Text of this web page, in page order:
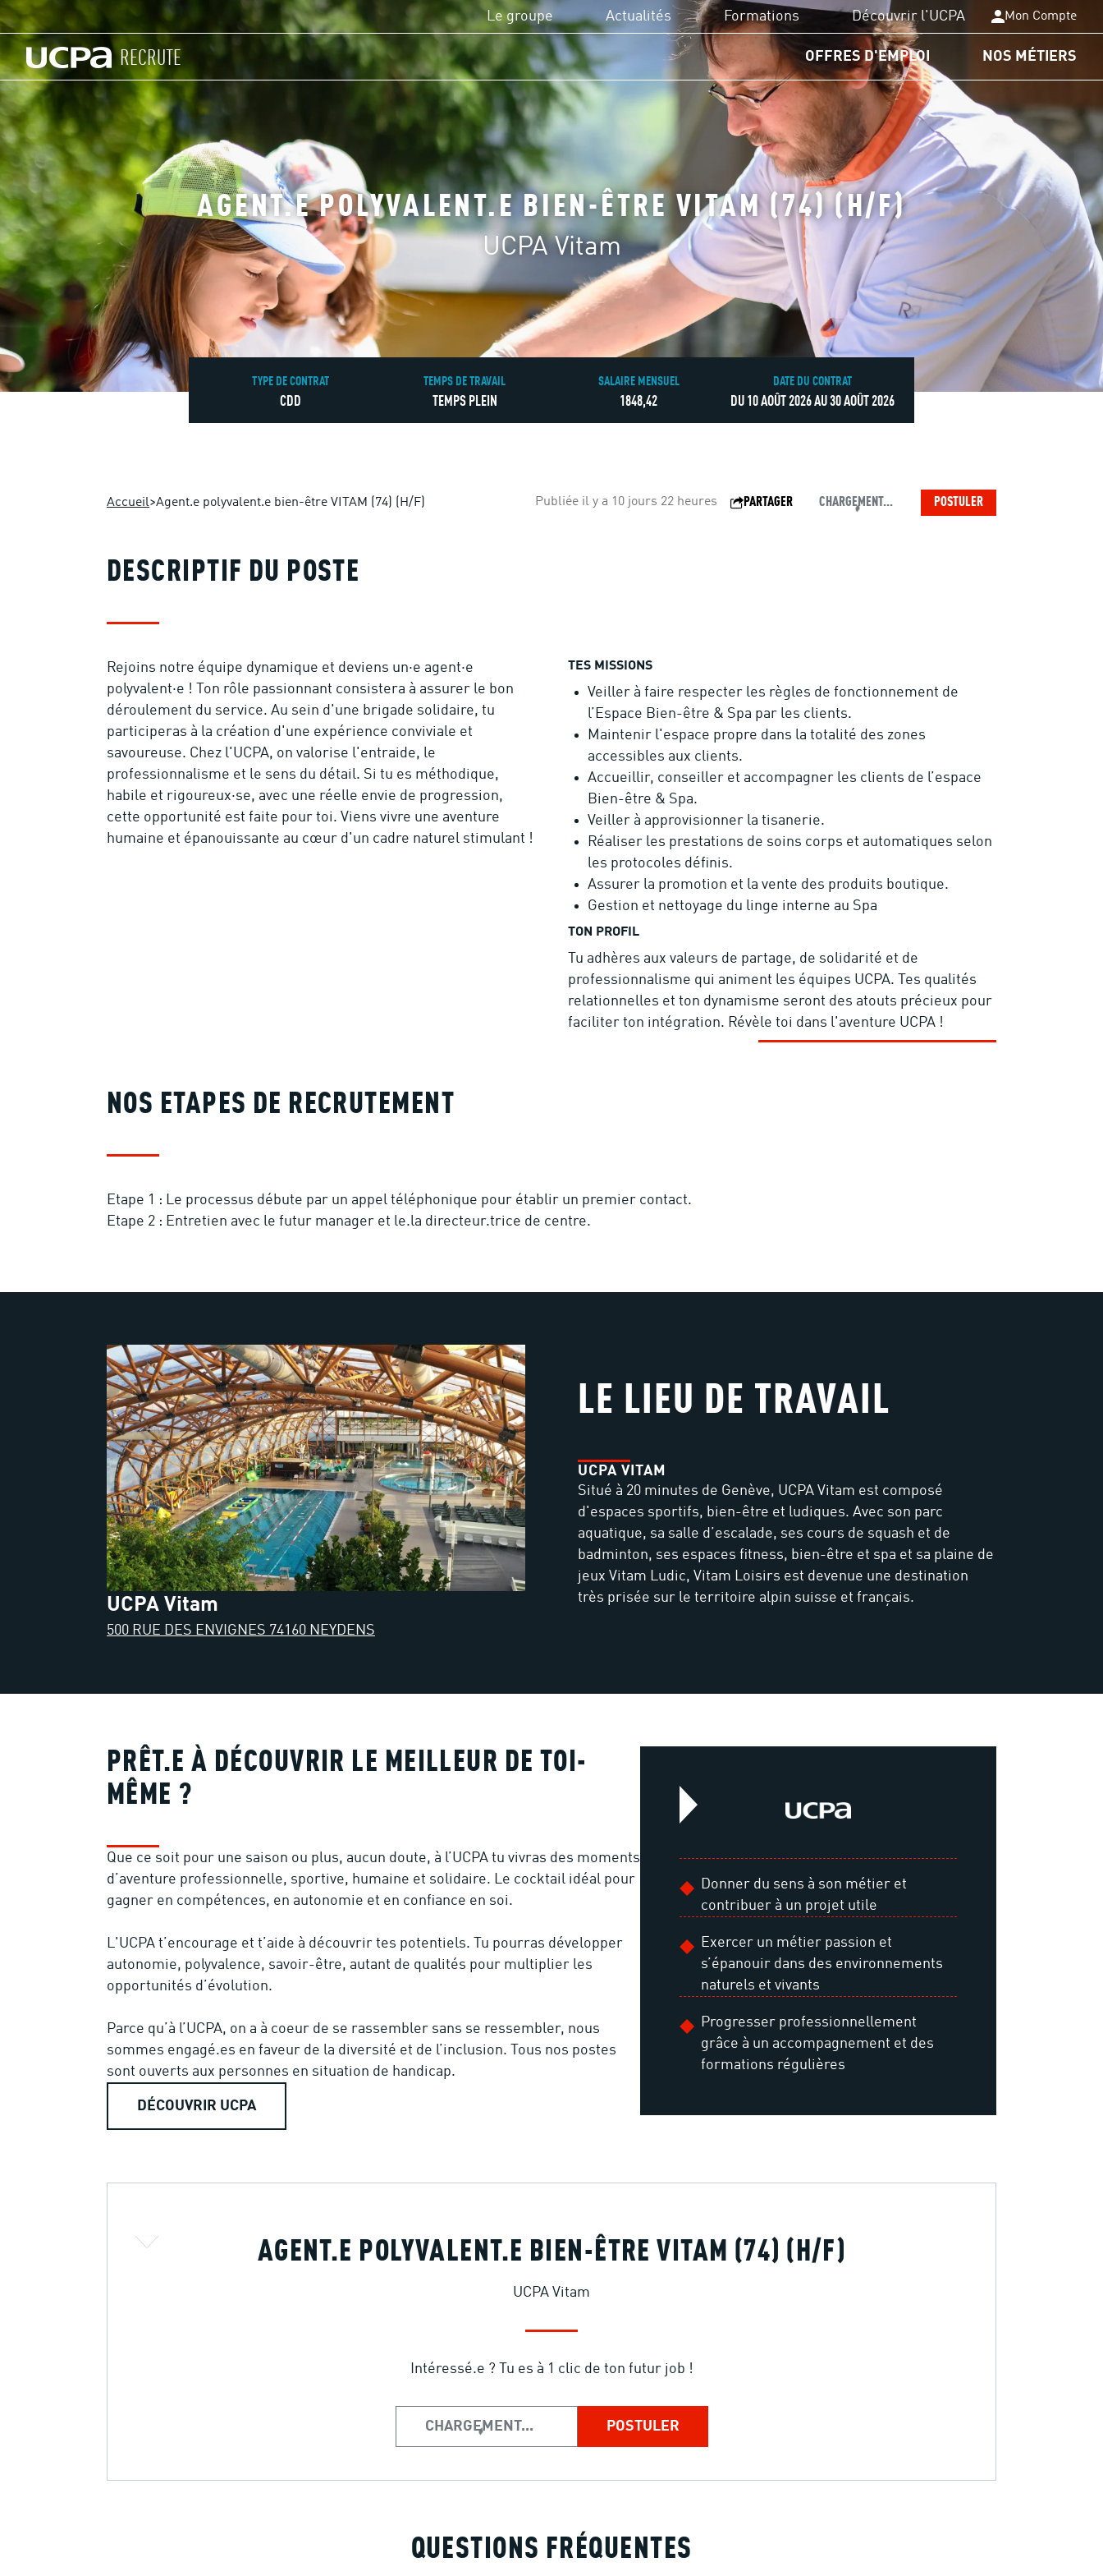
Le groupe
L'UCPA, c'est quoi ?
Utilité sociale de l'UCPA
Missions et valeurs
Transition écologique
Domaines d'activité
Actualités Formations
UCPA Formation
Diplômes du sport
Financements
Formations
Découvrir l'UCPA Mon Compte
RECRUTE OFFRES D'EMPLOI NOS MÉTIERS
AGENT.E POLYVALENT.E BIEN-ÊTRE VITAM (74) (H/F)
UCPA Vitam
TYPE DE CONTRAT
CDD
TEMPS DE TRAVAIL
TEMPS PLEIN
SALAIRE MENSUEL
1848,42
DATE DU CONTRAT
DU 10 AOÛT 2026 AU 30 AOÛT 2026
Accueil>Agent.e polyvalent.e bien-être VITAM (74) (H/F) Publiée il y a 10 jours 22 heures PARTAGER CHARGEMENT... POSTULER
DESCRIPTIF DU POSTE
Rejoins notre équipe dynamique et deviens un·e agent·e
polyvalent·e ! Ton rôle passionnant consistera à assurer le bon
déroulement du service. Au sein d'une brigade solidaire, tu
participeras à la création d'une expérience conviviale et
savoureuse. Chez l'UCPA, on valorise l'entraide, le
professionnalisme et le sens du détail. Si tu es méthodique,
habile et rigoureux·se, avec une réelle envie de progression,
cette opportunité est faite pour toi. Viens vivre une aventure
humaine et épanouissante au cœur d'un cadre naturel stimulant !
TES MISSIONS
Veiller à faire respecter les règles de fonctionnement de
l’Espace Bien-être & Spa par les clients.
Maintenir l'espace propre dans la totalité des zones
accessibles aux clients.
Accueillir, conseiller et accompagner les clients de l’espace
Bien-être & Spa.
Veiller à approvisionner la tisanerie.
Réaliser les prestations de soins corps et automatiques selon
les protocoles définis.
Assurer la promotion et la vente des produits boutique.
Gestion et nettoyage du linge interne au Spa
TON PROFIL
Tu adhères aux valeurs de partage, de solidarité et de
professionnalisme qui animent les équipes UCPA. Tes qualités
relationnelles et ton dynamisme seront des atouts précieux pour
faciliter ton intégration. Révèle toi dans l'aventure UCPA !
NOS ETAPES DE RECRUTEMENT
Etape 1 : Le processus débute par un appel téléphonique pour établir un premier contact.
Etape 2 : Entretien avec le futur manager et le.la directeur.trice de centre.
UCPA Vitam
500 RUE DES ENVIGNES 74160 NEYDENS
LE LIEU DE TRAVAIL
UCPA VITAM
Situé à 20 minutes de Genève, UCPA Vitam est composé
d'espaces sportifs, bien-être et ludiques. Avec son parc
aquatique, sa salle d’escalade, ses cours de squash et de
badminton, ses espaces fitness, bien-être et spa et sa plaine de
jeux Vitam Ludic, Vitam Loisirs est devenue une destination
très prisée sur le territoire alpin suisse et français.
PRÊT.E À DÉCOUVRIR LE MEILLEUR DE TOI-
MÊME ?
Que ce soit pour une saison ou plus, aucun doute, à l’UCPA tu vivras des moments
d’aventure professionnelle, sportive, humaine et solidaire. Le cocktail idéal pour
gagner en compétences, en autonomie et en confiance en soi.
L'UCPA t’encourage et t’aide à découvrir tes potentiels. Tu pourras développer
autonomie, polyvalence, savoir-être, autant de qualités pour multiplier les
opportunités d’évolution.
Parce qu’à l’UCPA, on a à coeur de se rassembler sans se ressembler, nous
sommes engagé.es en faveur de la diversité et de l’inclusion. Tous nos postes
sont ouverts aux personnes en situation de handicap.
DÉCOUVRIR UCPA
Donner du sens à son métier et
contribuer à un projet utile
Exercer un métier passion et
s’épanouir dans des environnements
naturels et vivants
Progresser professionnellement
grâce à un accompagnement et des
formations régulières
AGENT.E POLYVALENT.E BIEN-ÊTRE VITAM (74) (H/F)
UCPA Vitam
Intéressé.e ? Tu es à 1 clic de ton futur job !
CHARGEMENT... POSTULER
QUESTIONS FRÉQUENTES